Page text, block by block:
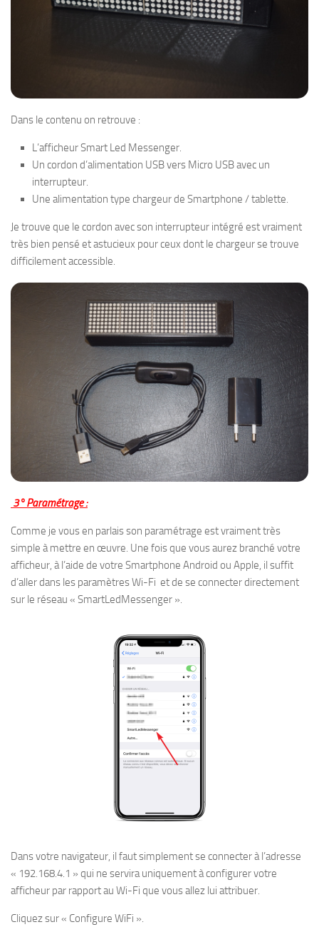
Dans le contenu on retrouve :
L’afficheur Smart Led Messenger.
Un cordon d’alimentation USB vers Micro USB avec un
interrupteur.
Une alimentation type chargeur de Smartphone / tablette.
Je trouve que le cordon avec son interrupteur intégré est vraiment
très bien pensé et astucieux pour ceux dont le chargeur se trouve
difficilement accessible.
3° Paramétrage :
Comme je vous en parlais son paramétrage est vraiment très
simple à mettre en œuvre. Une fois que vous aurez branché votre
afficheur, à l’aide de votre Smartphone Android ou Apple, il suffit
d’aller dans les paramètres Wi-Fi et de se connecter directement
sur le réseau « SmartLedMessenger ».
Dans votre navigateur, il faut simplement se connecter à l’adresse
« 192.168.4.1 » qui ne servira uniquement à configurer votre
afficheur par rapport au Wi-Fi que vous allez lui attribuer.
Cliquez sur « Configure WiFi ».